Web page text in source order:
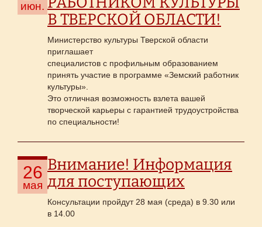
июн.
В ТВЕРСКОЙ ОБЛАСТИ!
Министерство культуры Тверской области
приглашает
специалистов с профильным образованием
принять участие в программе «Земский работник
культуры».
Это отличная возможность взлета вашей
творческой карьеры с гарантией трудоустройства
по специальности!
26
мая
Внимание! Информация
для поступающих
Консультации пройдут 28 мая (среда) в 9.30 или
в 14.00